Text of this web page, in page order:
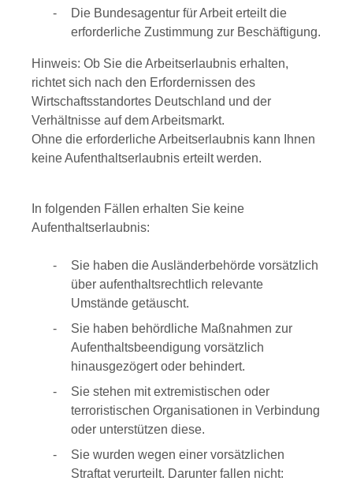
Die Bundesagentur für Arbeit erteilt die
erforderliche Zustimmung zur Beschäftigung.
Hinweis: Ob Sie die Arbeitserlaubnis erhalten,
richtet sich nach den Erfordernissen des
Wirtschaftsstandortes Deutschland und der
Verhältnisse auf dem Arbeitsmarkt.
Ohne die erforderliche Arbeitserlaubnis kann Ihnen
keine Aufenthaltserlaubnis erteilt werden.
In folgenden Fällen erhalten Sie keine
Aufenthaltserlaubnis:
Sie haben die Ausländerbehörde vorsätzlich
über aufenthaltsrechtlich relevante
Umstände getäuscht.
Sie haben behördliche Maßnahmen zur
Aufenthaltsbeendigung vorsätzlich
hinausgezögert oder behindert.
Sie stehen mit extremistischen oder
terroristischen Organisationen in Verbindung
oder unterstützen diese.
Sie wurden wegen einer vorsätzlichen
Straftat verurteilt. Darunter fallen nicht: